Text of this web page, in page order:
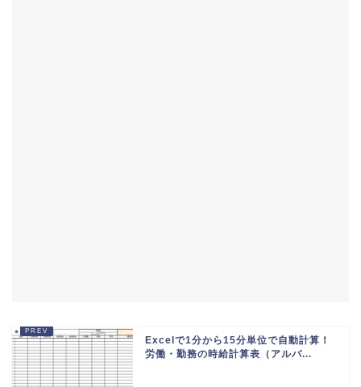
Excelで1分から15分単位で自動計算！
労働・勤務の時給計算表（アルバ...